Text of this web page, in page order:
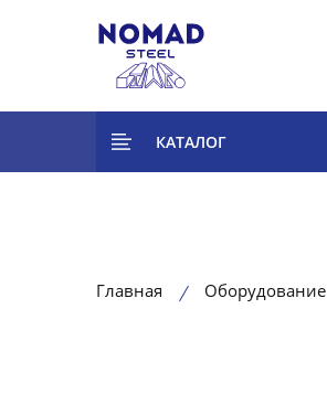
КАТАЛОГ
Главная Оборудование